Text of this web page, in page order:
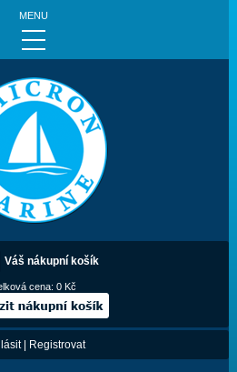
MENU
Váš nákupní košík
cena:0 Kč
| Registrovat